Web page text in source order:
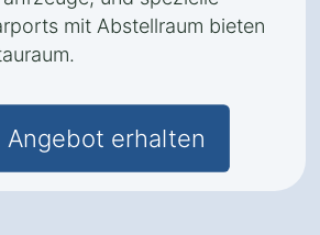
mit Abstellraum bieten
erhalten